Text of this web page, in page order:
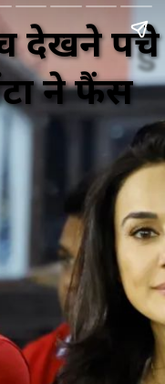
देखने पहुंचे
ने फैंस